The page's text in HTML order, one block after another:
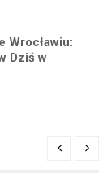
Wrocławiu:
Dziś w